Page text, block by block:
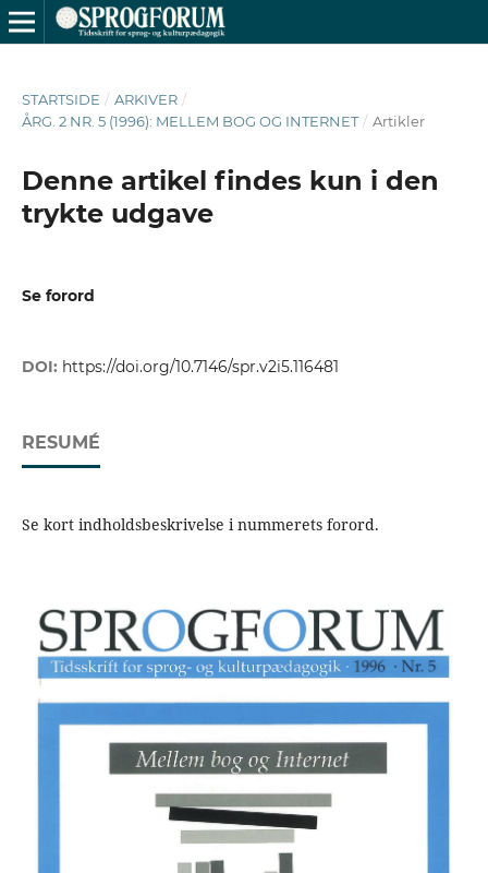
STARTSIDE / ARKIVER /
ÅRG. 2 NR. 5 (1996): MELLEM BOG OG INTERNET / Artikler
Denne artikel findes kun i den
trykte udgave
Se forord
DOI: https://doi.org/10.7146/spr.v2i5.116481
RESUMÉ
Se kort indholdsbeskrivelse i nummerets forord.